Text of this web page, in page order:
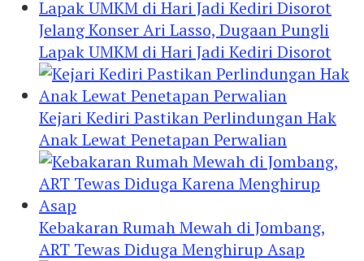
Jelang Konser Ari Lasso, Dugaan Pungli
Lapak UMKM di Hari Jadi Kediri Disorot
Kejari Kediri Pastikan Perlindungan Hak
Anak Lewat Penetapan Perwalian
Kebakaran Rumah Mewah di Jombang,
ART Tewas Diduga Menghirup Asap